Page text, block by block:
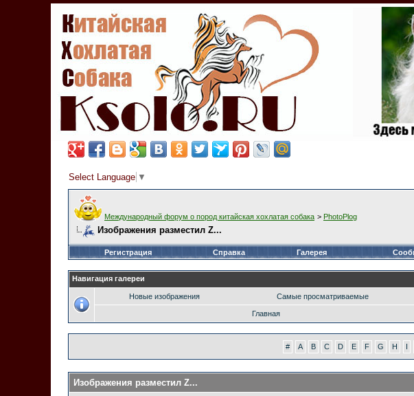
Select Language ▼
Международный форум о пород китайская хохлатая собака > PhotoPlog
Изображения разместил Z...
Регистрация Справка Галерея
Навигация галереи
Новые изображения Самые просматриваемые
Главная
# A B C D E F G H I
Изображения разместил Z...